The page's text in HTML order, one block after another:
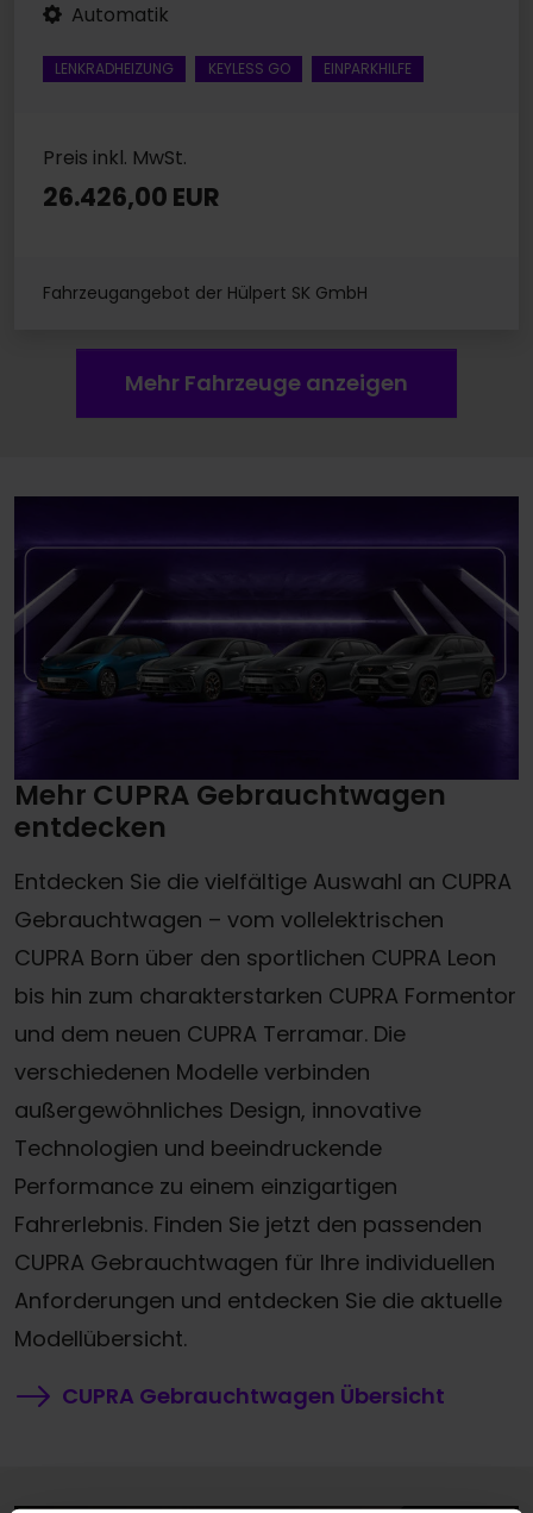
Automatik
LENKRADHEIZUNG KEYLESS GO EINPARKHILFE
Preis inkl. MwSt.
26.426,00 EUR
Fahrzeugangebot der Hülpert SK GmbH
Mehr Fahrzeuge anzeigen
Mehr CUPRA Gebrauchtwagen
entdecken
Entdecken Sie die vielfältige Auswahl an CUPRA
Gebrauchtwagen – vom vollelektrischen
CUPRA Born über den sportlichen CUPRA Leon
bis hin zum charakterstarken CUPRA Formentor
und dem neuen CUPRA Terramar. Die
verschiedenen Modelle verbinden
außergewöhnliches Design, innovative
Technologien und beeindruckende
Performance zu einem einzigartigen
Fahrerlebnis. Finden Sie jetzt den passenden
CUPRA Gebrauchtwagen für Ihre individuellen
Anforderungen und entdecken Sie die aktuelle
Modellübersicht.
CUPRA Gebrauchtwagen Übersicht